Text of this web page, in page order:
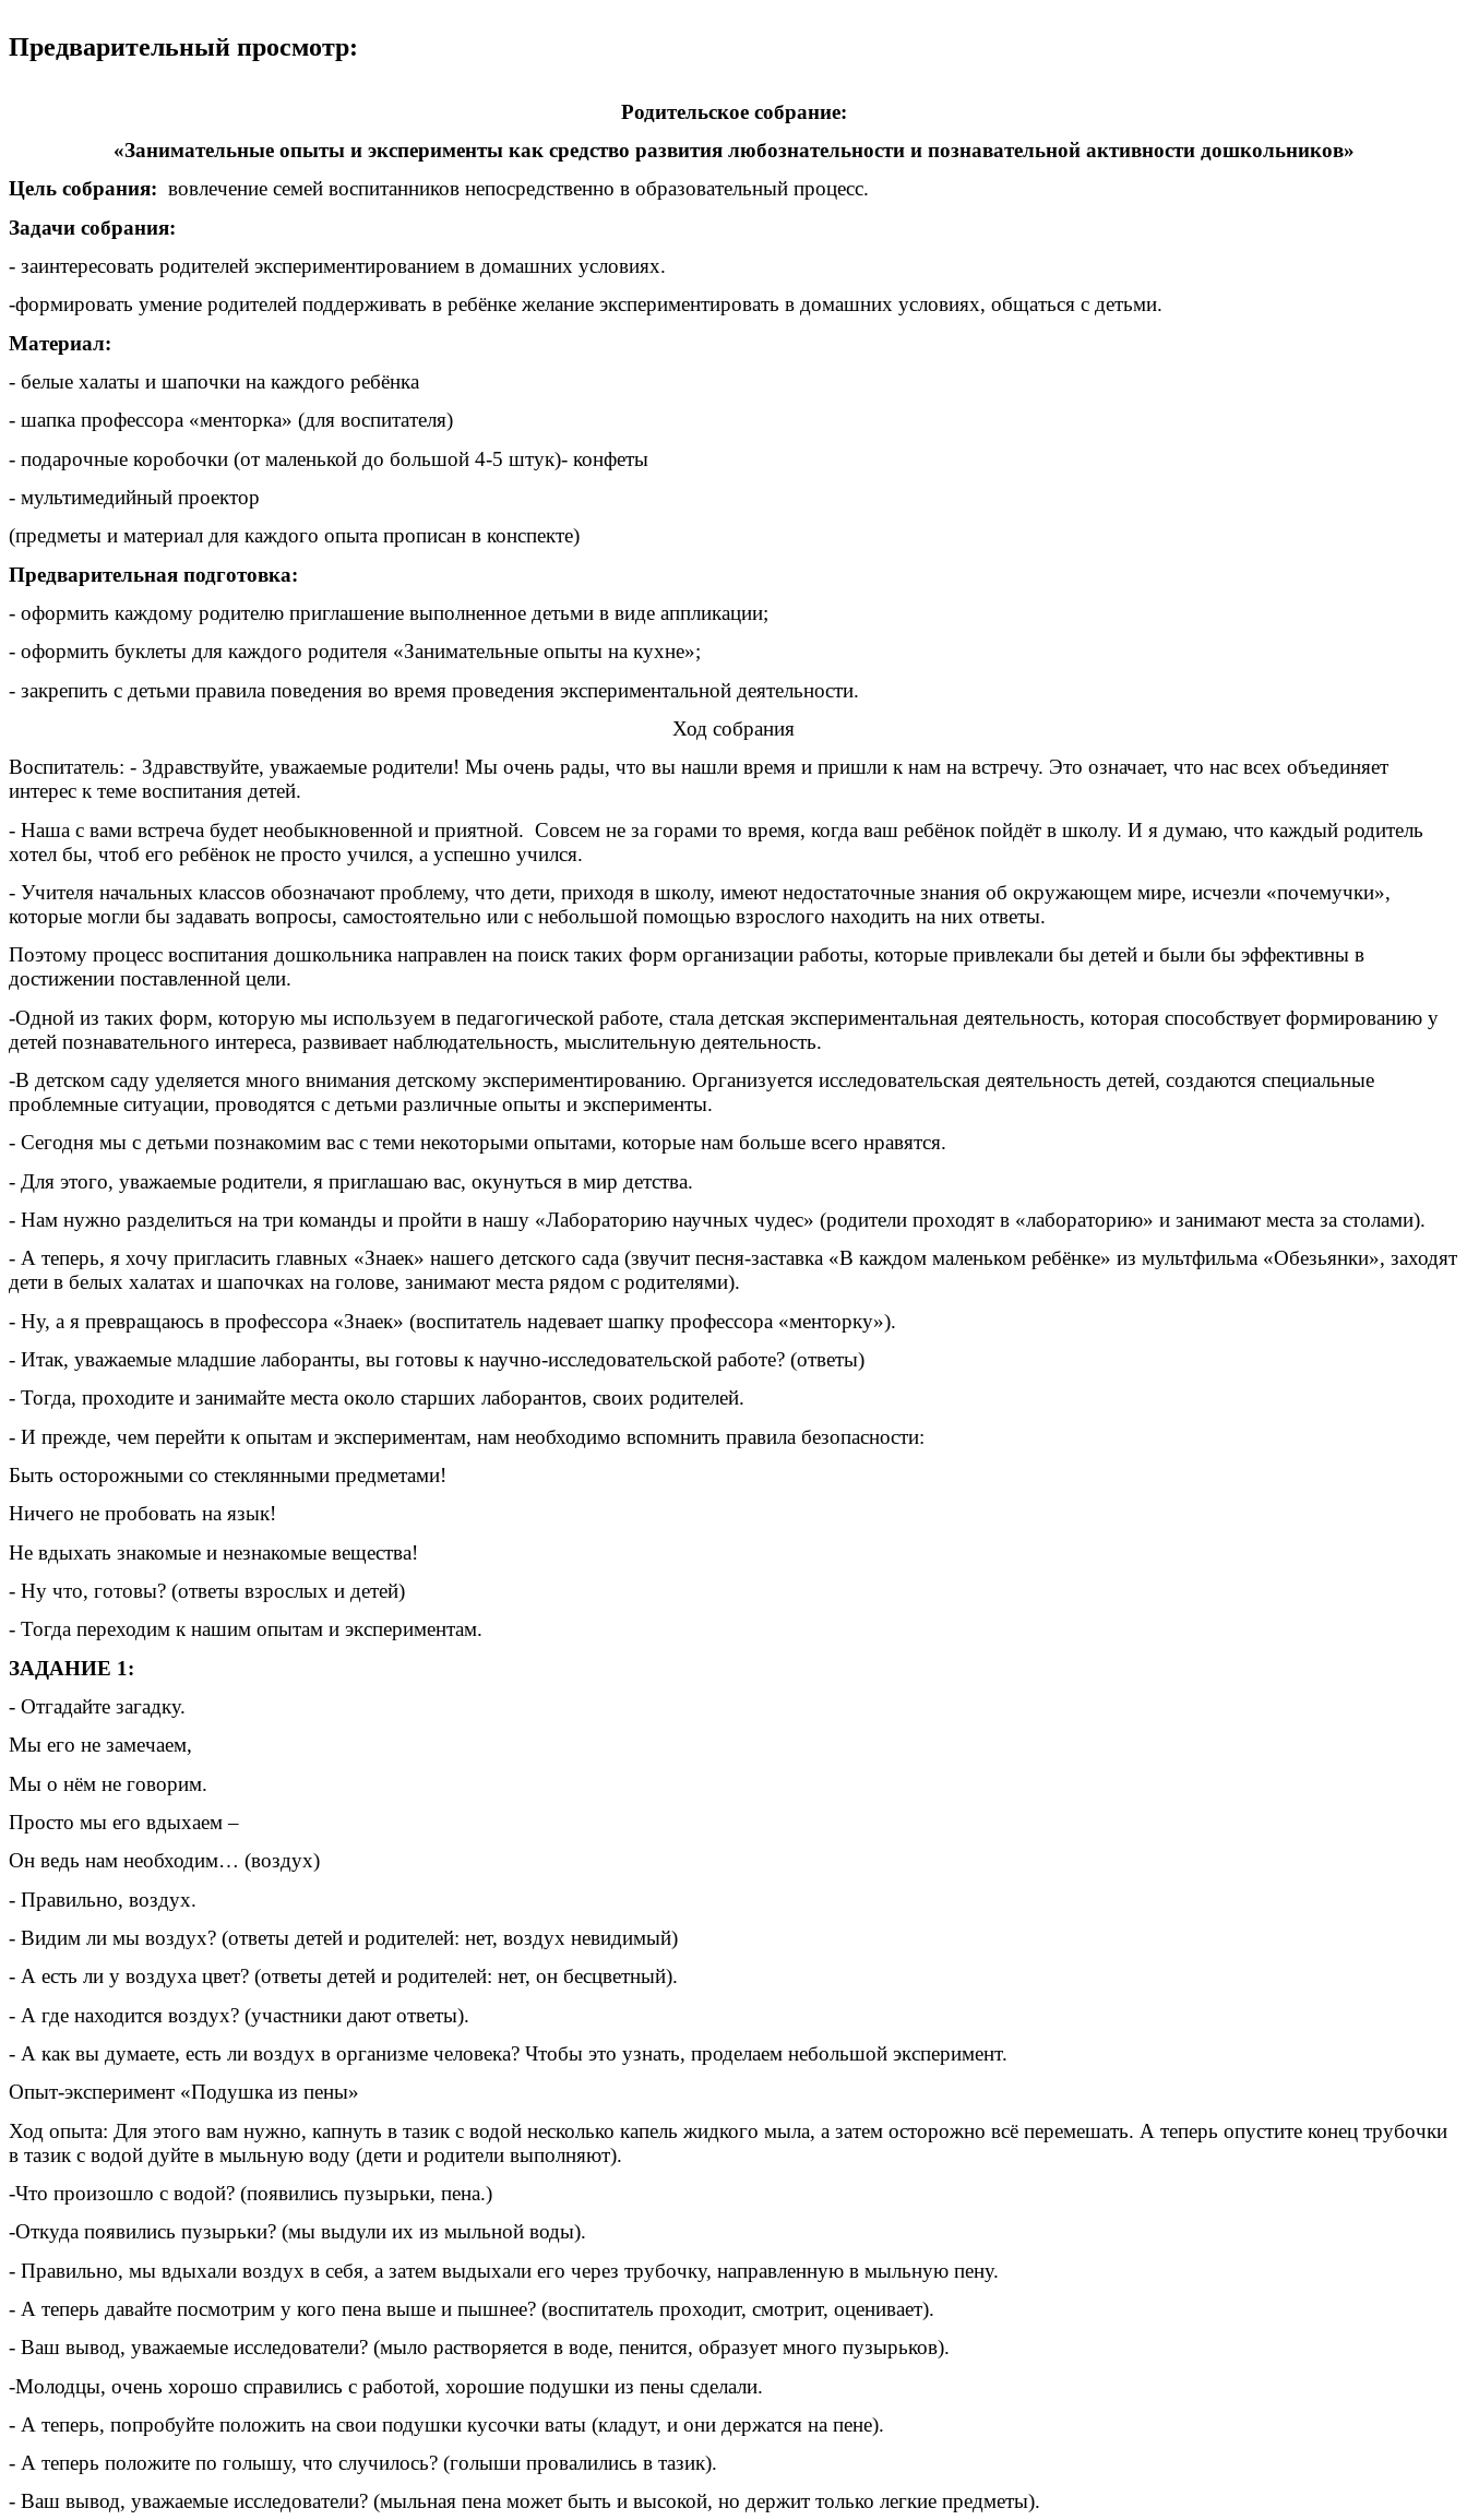
Предварительный просмотр:
Родительское собрание:
«Занимательные опыты и эксперименты как средство развития любознательности и познавательной активности дошкольников»
Цель собрания: вовлечение семей воспитанников непосредственно в образовательный процесс.
Задачи собрания:
- заинтересовать родителей экспериментированием в домашних условиях.
-формировать умение родителей поддерживать в ребёнке желание экспериментировать в домашних условиях, общаться с детьми.
Материал:
- белые халаты и шапочки на каждого ребёнка
- шапка профессора «менторка» (для воспитателя)
- подарочные коробочки (от маленькой до большой 4-5 штук)- конфеты
- мультимедийный проектор
(предметы и материал для каждого опыта прописан в конспекте)
Предварительная подготовка:
- оформить каждому родителю приглашение выполненное детьми в виде аппликации;
- оформить буклеты для каждого родителя «Занимательные опыты на кухне»;
- закрепить с детьми правила поведения во время проведения экспериментальной деятельности.
Ход собрания
Воспитатель: - Здравствуйте, уважаемые родители! Мы очень рады, что вы нашли время и пришли к нам на встречу. Это означает, что нас всех объединяет
интерес к теме воспитания детей.
- Наша с вами встреча будет необыкновенной и приятной. Совсем не за горами то время, когда ваш ребёнок пойдёт в школу. И я думаю, что каждый родитель
хотел бы, чтоб его ребёнок не просто учился, а успешно учился.
- Учителя начальных классов обозначают проблему, что дети, приходя в школу, имеют недостаточные знания об окружающем мире, исчезли «почемучки»,
которые могли бы задавать вопросы, самостоятельно или с небольшой помощью взрослого находить на них ответы.
Поэтому процесс воспитания дошкольника направлен на поиск таких форм организации работы, которые привлекали бы детей и были бы эффективны в
достижении поставленной цели.
-Одной из таких форм, которую мы используем в педагогической работе, стала детская экспериментальная деятельность, которая способствует формированию у
детей познавательного интереса, развивает наблюдательность, мыслительную деятельность.
-В детском саду уделяется много внимания детскому экспериментированию. Организуется исследовательская деятельность детей, создаются специальные
проблемные ситуации, проводятся с детьми различные опыты и эксперименты.
- Сегодня мы с детьми познакомим вас с теми некоторыми опытами, которые нам больше всего нравятся.
- Для этого, уважаемые родители, я приглашаю вас, окунуться в мир детства.
- Нам нужно разделиться на три команды и пройти в нашу «Лабораторию научных чудес» (родители проходят в «лабораторию» и занимают места за столами).
- А теперь, я хочу пригласить главных «Знаек» нашего детского сада (звучит песня-заставка «В каждом маленьком ребёнке» из мультфильма «Обезьянки», заходят
дети в белых халатах и шапочках на голове, занимают места рядом с родителями).
- Ну, а я превращаюсь в профессора «Знаек» (воспитатель надевает шапку профессора «менторку»).
- Итак, уважаемые младшие лаборанты, вы готовы к научно-исследовательской работе? (ответы)
- Тогда, проходите и занимайте места около старших лаборантов, своих родителей.
- И прежде, чем перейти к опытам и экспериментам, нам необходимо вспомнить правила безопасности:
Быть осторожными со стеклянными предметами!
Ничего не пробовать на язык!
Не вдыхать знакомые и незнакомые вещества!
- Ну что, готовы? (ответы взрослых и детей)
- Тогда переходим к нашим опытам и экспериментам.
ЗАДАНИЕ 1:
- Отгадайте загадку.
Мы его не замечаем,
Мы о нём не говорим.
Просто мы его вдыхаем –
Он ведь нам необходим… (воздух)
- Правильно, воздух.
- Видим ли мы воздух? (ответы детей и родителей: нет, воздух невидимый)
- А есть ли у воздуха цвет? (ответы детей и родителей: нет, он бесцветный).
- А где находится воздух? (участники дают ответы).
- А как вы думаете, есть ли воздух в организме человека? Чтобы это узнать, проделаем небольшой эксперимент.
Опыт-эксперимент «Подушка из пены»
Ход опыта: Для этого вам нужно, капнуть в тазик с водой несколько капель жидкого мыла, а затем осторожно всё перемешать. А теперь опустите конец трубочки
в тазик с водой дуйте в мыльную воду (дети и родители выполняют).
-Что произошло с водой? (появились пузырьки, пена.)
-Откуда появились пузырьки? (мы выдули их из мыльной воды).
- Правильно, мы вдыхали воздух в себя, а затем выдыхали его через трубочку, направленную в мыльную пену.
- А теперь давайте посмотрим у кого пена выше и пышнее? (воспитатель проходит, смотрит, оценивает).
- Ваш вывод, уважаемые исследователи? (мыло растворяется в воде, пенится, образует много пузырьков).
-Молодцы, очень хорошо справились с работой, хорошие подушки из пены сделали.
- А теперь, попробуйте положить на свои подушки кусочки ваты (кладут, и они держатся на пене).
- А теперь положите по голышу, что случилось? (голыши провалились в тазик).
- Ваш вывод, уважаемые исследователи? (мыльная пена может быть и высокой, но держит только легкие предметы).